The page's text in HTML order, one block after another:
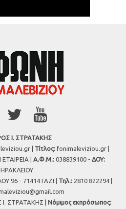
Ι. ΣΤΡΑΤΑΚΗΣ
| Τίτλος:fonimaleviziou.gr |
| Α.Φ.Μ.: 038839100 - ΔΟΥ:
ΗΡΑΚΛΕΙΟΥ
96 - 71414 ΓΑΖΙ | Τηλ.: 2810 822294 |
ΣΤΡΑΤΑΚΗΣ | Νόμιμος εκπρόσωπος: